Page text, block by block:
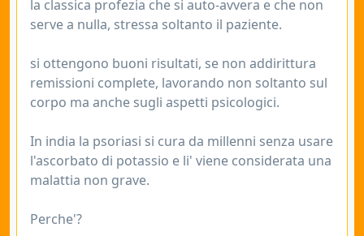
la classica profezia che si auto-avvera e che non
serve a nulla, stressa soltanto il paziente.
si ottengono buoni risultati, se non addirittura
remissioni complete, lavorando non soltanto sul
corpo ma anche sugli aspetti psicologici.
In india la psoriasi si cura da millenni senza usare
l'ascorbato di potassio e li' viene considerata una
malattia non grave.
Perche'?